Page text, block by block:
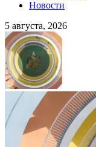
Новости
5 августа, 2026